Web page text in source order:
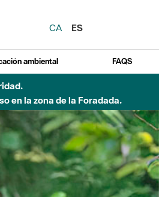
CA
ES
ambiental FAQS
en la zona de la Foradada.